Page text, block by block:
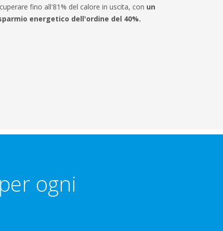
fino all'81% del calore in uscita, con un
energetico dell'ordine del 40%.
ogni